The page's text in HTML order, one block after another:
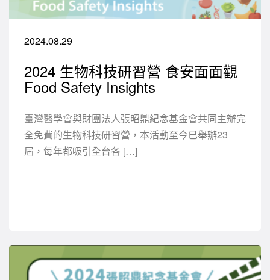
2024.08.29
2024 生物科技研習營 食安面面觀
Food Safety Insights
臺灣醫學會與財團法人張昭鼎紀念基金會共同主辦完
全免費的生物科技研習營，本活動至今已舉辦23
屆，每年都吸引全台各 […]